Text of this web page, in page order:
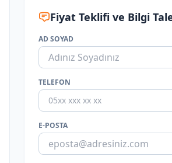
Fiyat Teklifi ve Bilgi
AD SOYAD
TELEFON
E-POSTA